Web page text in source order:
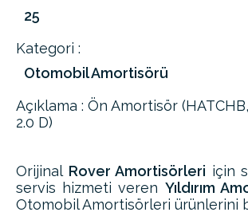
25
Kategori :
Otomobil Amortisörü
Açıklama : Ön Amortisör (HATCHB,
2.0 D)
Orijinal Rover Amortisörleri için
servis hizmeti veren Yıldırım
Otomobil Amortisörleri ürünlerini